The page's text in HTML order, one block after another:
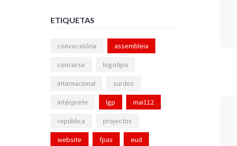
ETIQUETAS
convocatória assembleia
concurso logotipo
internacional surdos
intérprete lgp mai112
república projectos
website fpas eud